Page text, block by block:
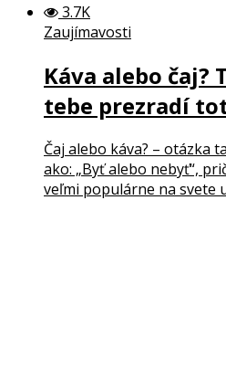
3.7K
Zaujímavosti
Káva alebo čaj?
tebe prezradí
Čaj alebo káva? – otázka
ako: „Byť alebo nebyť“,
veľmi populárne na svete